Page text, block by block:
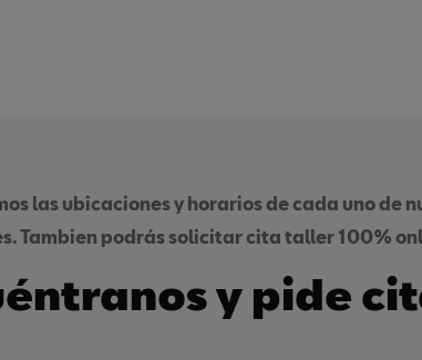
las ubicaciones y horarios de cada uno de
Tambien podrás solicitar cita taller 100%
y pide